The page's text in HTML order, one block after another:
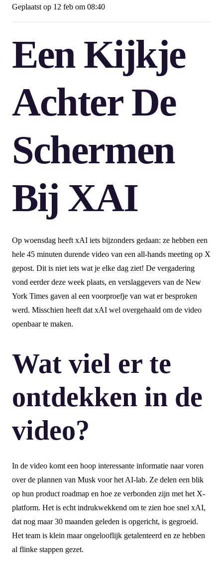
Geplaatst op 12 feb om 08:40
Een Kijkje
Achter De
Schermen
Bij XAI
Op woensdag heeft xAI iets bijzonders gedaan: ze hebben een
hele 45 minuten durende video van een all-hands meeting op X
gepost. Dit is niet iets wat je elke dag ziet! De vergadering
vond eerder deze week plaats, en verslaggevers van de New
York Times gaven al een voorproefje van wat er besproken
werd. Misschien heeft dat xAI wel overgehaald om de video
openbaar te maken.
Wat viel er te
ontdekken in de
video?
In de video komt een hoop interessante informatie naar voren
over de plannen van Musk voor het AI-lab. Ze delen een blik
op hun product roadmap en hoe ze verbonden zijn met het X-
platform. Het is echt indrukwekkend om te zien hoe snel xAI,
dat nog maar 30 maanden geleden is opgericht, is gegroeid.
Het team is klein maar ongelooflijk getalenteerd en ze hebben
al flinke stappen gezet.